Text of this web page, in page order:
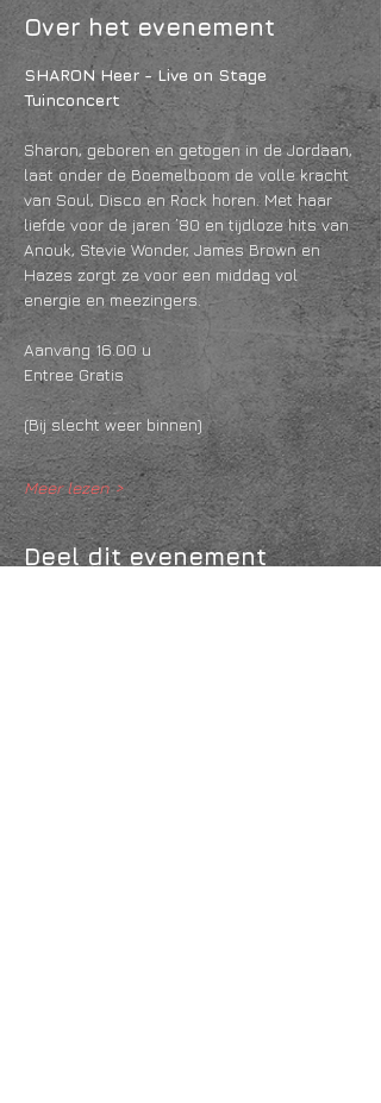
Over het evenement
SHARON Heer - Live on Stage
Tuinconcert
Sharon, geboren en getogen in de Jordaan,
laat onder de Boemelboom de volle kracht
van Soul, Disco en Rock horen. Met haar
liefde voor de jaren ’80 en tijdloze hits van
Anouk, Stevie Wonder, James Brown en
Hazes zorgt ze voor een middag vol
energie en meezingers.
Aanvang 16.00 u
Entree Gratis
(Bij slecht weer binnen)
Meer lezen >
Deel dit evenement